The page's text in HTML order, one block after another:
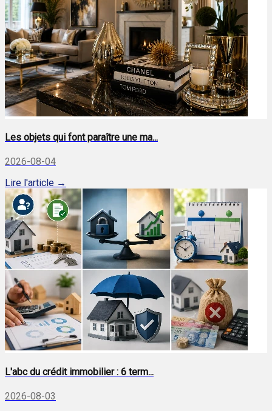
Les objets qui font paraître une ma...
2026-08-04
Lire l'article →
L'abc du crédit immobilier : 6 term...
2026-08-03